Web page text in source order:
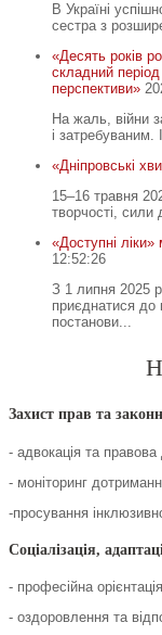
В Україні
сестра з
«Десять років
складний
перспективи»
На жаль, війни
і
«Дніпровські
15–16 травня
творчості, сили
«Доступні
12:52:26
З 1 липня 2025 р.
приєднатися до
постанови...
Захист прав та
- адвокація та
- моніторинг
-просування
Соціалізація,
- професійна
- оздоровлення та